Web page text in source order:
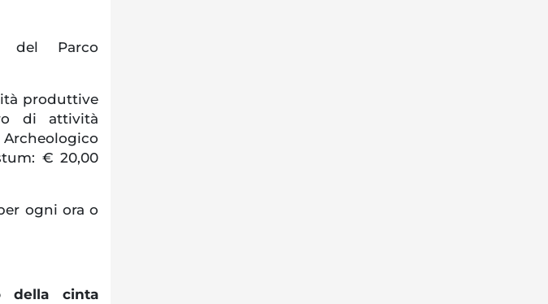
del Parco
produttive
di attività
€ 20,00
ogni ora o
della cinta